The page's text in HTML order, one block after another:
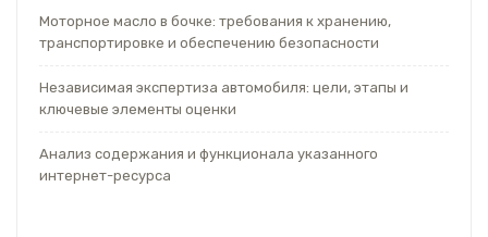
Моторное масло в бочке: требования к хранению,
транспортировке и обеспечению безопасности
Независимая экспертиза автомобиля: цели, этапы и
ключевые элементы оценки
Анализ содержания и функционала указанного
интернет-ресурса